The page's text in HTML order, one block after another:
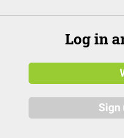
Log in
Sign